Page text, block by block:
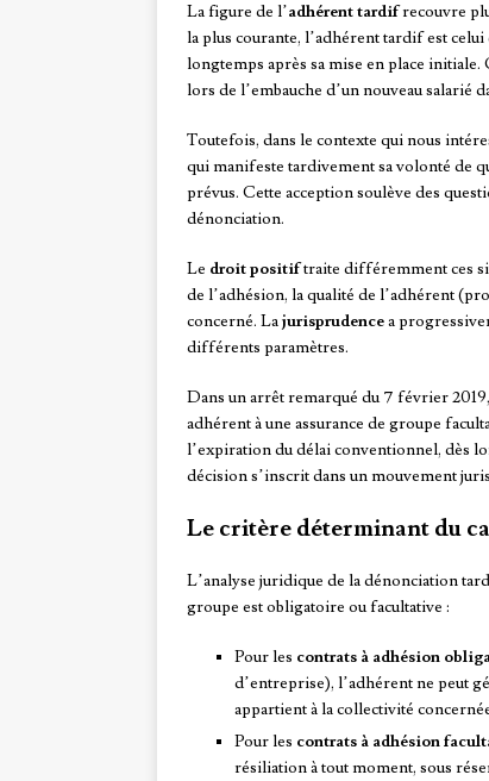
La figure de l’adhérent tardifrecouvre
la plus courante, l’adhérent tardif est
longtemps après sa mise en place
lors de l’embauche d’un nouveau salarié
Toutefois, dans le contexte qui nous
qui manifeste tardivement sa volonté de
prévus. Cette acception soulève des
dénonciation.
Le droit positiftraite différemment ces
de l’adhésion, la qualité de l’adhérent
concerné. Lajurisprudencea
différents paramètres.
Dans un arrêt remarqué du 7 février
adhérent à une assurance de groupe
l’expiration du délai conventionnel, dès
décision s’inscrit dans un mouvement
Le critère déterminant du
L’analyse juridique de la dénonciation
groupe est obligatoire ou facultative :
Pour les contrats à adhésion
d’entreprise), l’adhérent ne peut
appartient à la collectivité
Pour les contrats à adhésion
résiliation à tout moment, sous